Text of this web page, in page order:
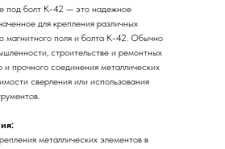
под болт К-42 — это надежное
для крепления различных
магнитного поля и болта К-42. Обычно
строительстве и ремонтных
и прочного соединения металлических
сверления или использования
металлических элементов в